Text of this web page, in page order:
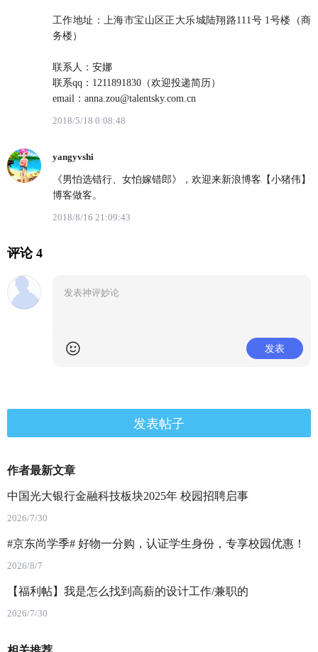
工作地址：上海市宝山区正大乐城陆翔路111号 1号楼（商
务楼）
联系人：安娜
联系qq：1211891830（欢迎投递简历）
email：anna.zou@talentsky.com.cn
2018/5/18 0:08:48
yangyvshi
《男怕选错行、女怕嫁错郎》，欢迎来新浪博客【小猪伟】
博客做客。
2018/8/16 21:09:43
评论 4
发表
发表帖子
作者最新文章
中国光大银行金融科技板块2025年 校园招聘启事
2026/7/30
#京东尚学季# 好物一分购，认证学生身份，专享校园优惠！
2026/8/7
【福利帖】我是怎么找到高薪的设计工作/兼职的
2026/7/30